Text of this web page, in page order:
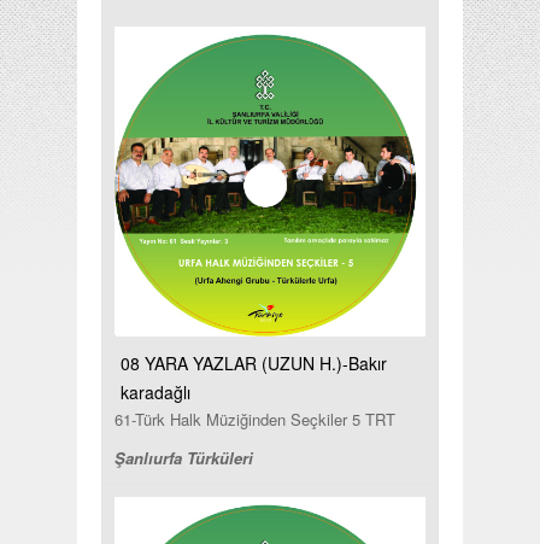
08 YARA YAZLAR (UZUN H.)-Bakır
karadağlı
61-Türk Halk Müziğinden Seçkiler 5 TRT
Şanlıurfa Türküleri